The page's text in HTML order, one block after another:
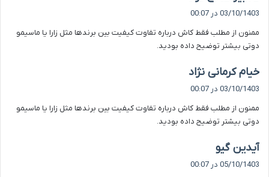
:
03/10/1403 در 00:07
ممنون از مطلب فقط کاش درباره تفاوت کیفیت بین برندها مثل زارا یا ماسیمو
دوتی بیشتر توضیح داده بودید.
خیام کرمانی نژاد
:
03/10/1403 در 00:07
ممنون از مطلب فقط کاش درباره تفاوت کیفیت بین برندها مثل زارا یا ماسیمو
دوتی بیشتر توضیح داده بودید.
آیدین گیو
05/10/1403 در 00:07